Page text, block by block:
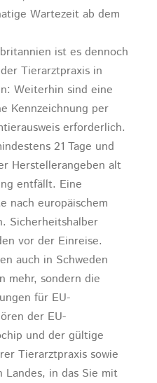
Wartezeit ab dem
ist es dennoch
Tierarztpraxis in
Weiterhin sind eine
Kennzeichnung per
erforderlich.
21 Tage und
Herstellerangeben alt
entfällt. Eine
nach europäischem
Sicherheitshalber
vor der Einreise.
auch in Schweden
mehr, sondern die
für EU-
der EU-
und der gültige
Tierarztpraxis sowie
Landes, in das Sie mit